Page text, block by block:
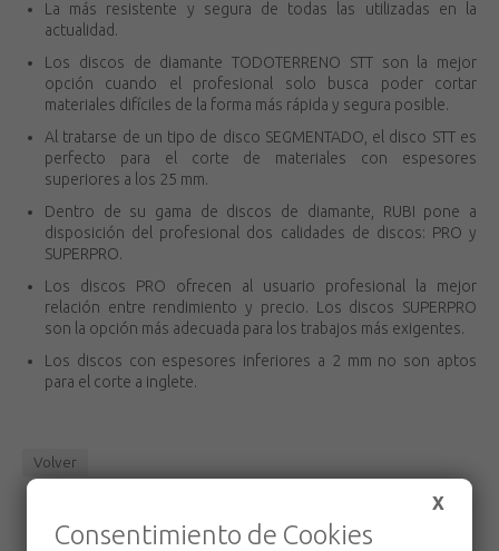
La más resistente y segura de todas las utilizadas en la
actualidad.
Los discos de diamante TODOTERRENO STT son la mejor
opción cuando el profesional solo busca poder cortar
materiales difíciles de la forma más rápida y segura posible.
Al tratarse de un tipo de disco SEGMENTADO, el disco STT es
perfecto para el corte de materiales con espesores
superiores a los 25 mm.
Dentro de su gama de discos de diamante, RUBI pone a
disposición del profesional dos calidades de discos: PRO y
SUPERPRO.
Los discos PRO ofrecen al usuario profesional la mejor
relación entre rendimiento y precio. Los discos SUPERPRO
son la opción más adecuada para los trabajos más exigentes.
Los discos con espesores inferiores a 2 mm no son aptos
para el corte a inglete.
Volver
X
Consentimiento de Cookies